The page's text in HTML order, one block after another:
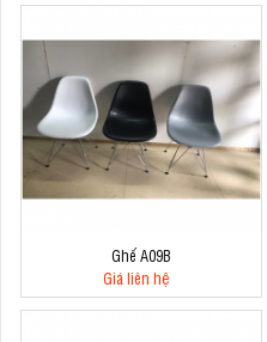
Ghế A09B
Giá liên hệ